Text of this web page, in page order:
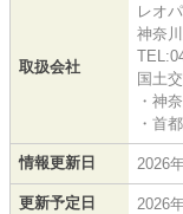
取扱会社
レオ
神奈
国土
・神
・首
情報更新日 2026
更新予定日 2026